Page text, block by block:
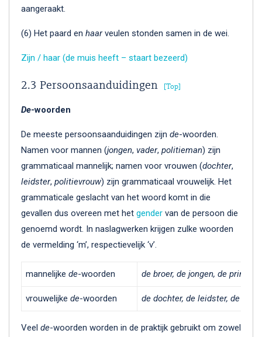
aangeraakt.
(6) Het paard en haarveulen stonden samen in de wei.
Zijn / haar (de muis heeft – staart bezeerd)
2.3 Persoonsaanduidingen Top
De-woorden
De meeste persoonsaanduidingen zijn de-woorden.
Namen voor mannen (jongen, vader, politieman) zijn
grammaticaal mannelijk; namen voor vrouwen (dochter,
leidster, politievrouw) zijn grammaticaal vrouwelijk. Het
grammaticale geslacht van het woord komt in die
gevallen dus overeen met het gender van de persoon die
genoemd wordt. In naslagwerken krijgen zulke woorden
de vermelding ‘m’, respectievelijk ‘v’.
mannelijke de-woorden de broer, de jongen, de prins,
vrouwelijke de-woorden de dochter, de leidster, de
Veel de-woorden worden in de praktijk gebruikt om zowel